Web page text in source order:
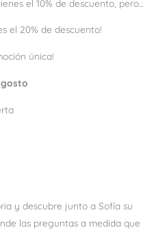
el 10% de descuento, pero...
el 20% de descuento!
única!
y descubre junto a Sofía su
las preguntas a medida que